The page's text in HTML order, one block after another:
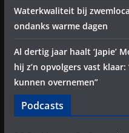
Waterkwaliteit bij
ondanks warme dagen
Al dertig jaar haalt ‘Japie’
hij z’n opvolgers vast
kunnen overnemen”
Podcasts